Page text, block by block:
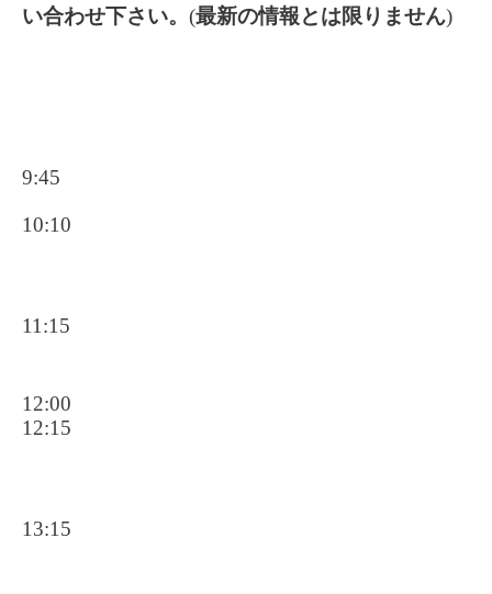
い合わせ下さい。 (最新の情報とは限りません)
9:45
10:10
11:15
12:00
12:15
13:15